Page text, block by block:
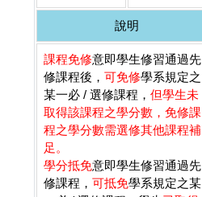
說明
課程免修意即學生修習通過先
修課程後， 可免修學系規定之
某一必 / 選修課程， 但學生未
取得該課程之學分數，免修課
程之學分數需選修其他課程補
足。
學分抵免意即學生修習通過先
修課程， 可抵免學系規定之某